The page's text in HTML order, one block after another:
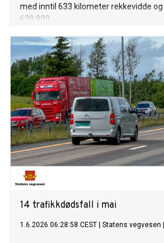
med inntil 633 kilometer rekkevidde
639.900.
14 trafikkdødsfall i mai
1.6.2026 06:28:58 CEST Statens vegvesen